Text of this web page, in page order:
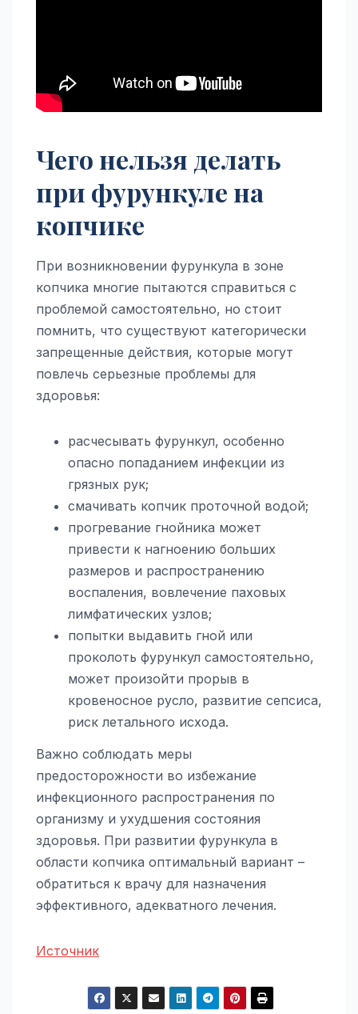
Чего нельзя делать
при фурункуле на
копчике
При возникновении фурункула в зоне
копчика многие пытаются справиться с
проблемой самостоятельно, но стоит
помнить, что существуют категорически
запрещенные действия, которые могут
повлечь серьезные проблемы для
здоровья:
расчесывать фурункул, особенно
опасно попаданием инфекции из
грязных рук;
смачивать копчик проточной водой;
прогревание гнойника может
привести к нагноению больших
размеров и распространению
воспаления, вовлечение паховых
лимфатических узлов;
попытки выдавить гной или
проколоть фурункул самостоятельно,
может произойти прорыв в
кровеносное русло, развитие сепсиса,
риск летального исхода.
Важно соблюдать меры
предосторожности во избежание
инфекционного распространения по
организму и ухудшения состояния
здоровья. При развитии фурункула в
области копчика оптимальный вариант –
обратиться к врачу для назначения
эффективного, адекватного лечения.
Источник